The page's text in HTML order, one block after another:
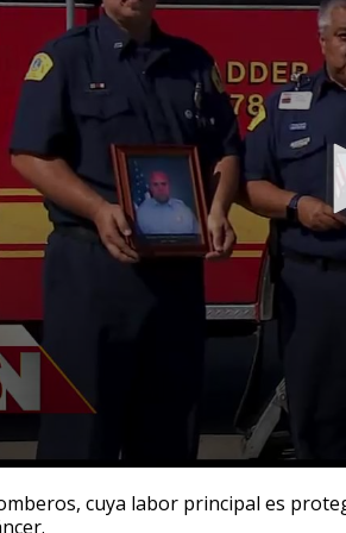
cuya labor principal es